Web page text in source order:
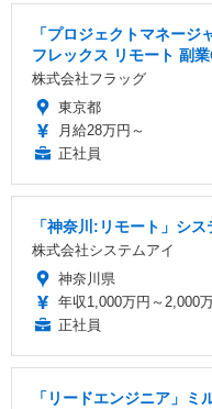
「プロジェクトマネージ
フレックス リモート 副
株式会社フラッグ
東京都
月給28万円～
正社員
「神奈川:リモート」シ
株式会社システムアイ
神奈川県
年収1,000万円～2,000
正社員
「リードエンジニア」